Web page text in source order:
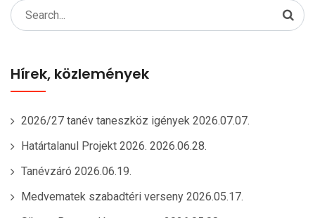
Search
for:
Hírek, közlemények
2026/27 tanév taneszköz igények 2026.07.07.
Határtalanul Projekt 2026. 2026.06.28.
Tanévzáró 2026.06.19.
Medvematek szabadtéri verseny 2026.05.17.